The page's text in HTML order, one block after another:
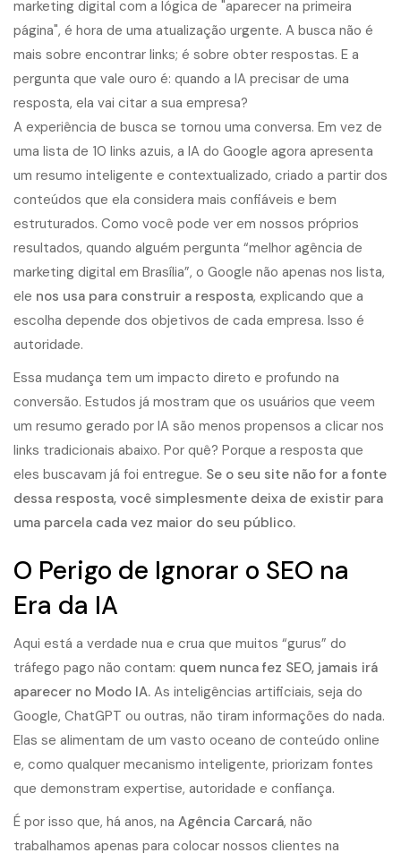
A experiência de busca se tornou uma conversa. Em vez de
uma lista de 10 links azuis, a IA do Google agora apresenta
um resumo inteligente e contextualizado, criado a partir dos
conteúdos que ela considera mais confiáveis e bem
estruturados. Como você pode ver em nossos próprios
resultados, quando alguém pergunta “melhor agência de
marketing digital em Brasília”, o Google não apenas nos lista,
ele nos usa para construir a resposta, explicando que a
escolha depende dos objetivos de cada empresa. Isso é
autoridade.
Essa mudança tem um impacto direto e profundo na
conversão. Estudos já mostram que os usuários que veem
um resumo gerado por IA são menos propensos a clicar nos
links tradicionais abaixo. Por quê? Porque a resposta que
eles buscavam já foi entregue. Se o seu site não for a fonte
dessa resposta, você simplesmente deixa de existir para
uma parcela cada vez maior do seu público.
O Perigo de Ignorar o SEO na
Era da IA
Aqui está a verdade nua e crua que muitos “gurus” do
tráfego pago não contam: quem nunca fez SEO, jamais irá
aparecer no Modo IA. As inteligências artificiais, seja do
Google, ChatGPT ou outras, não tiram informações do nada.
Elas se alimentam de um vasto oceano de conteúdo online
e, como qualquer mecanismo inteligente, priorizam fontes
que demonstram expertise, autoridade e confiança.
É por isso que, há anos, na Agência Carcará, não
trabalhamos apenas para colocar nossos clientes na